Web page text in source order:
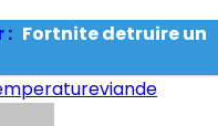
: Fortnite detruire un
viande